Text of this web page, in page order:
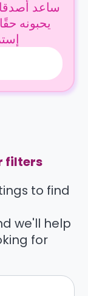
ساعد
filters.
to find
we'll help
for.